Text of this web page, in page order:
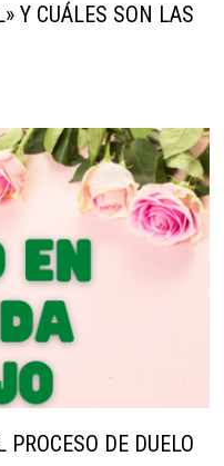
Y CUÁLES SON LAS
DE DUELO